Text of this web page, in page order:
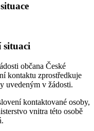
občana České
kontaktu zprostředkuje
uvedeným v žádosti.
kontaktované osoby,
vnitra této osobě